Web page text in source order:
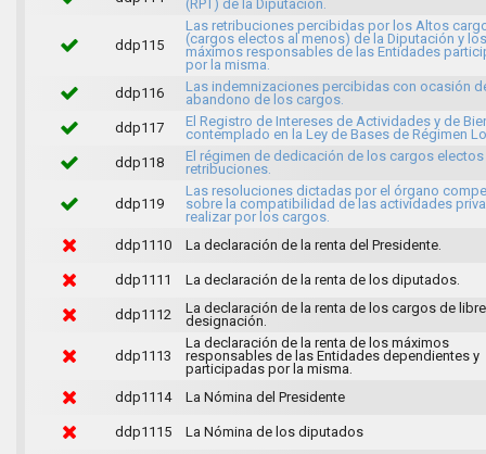
(RPT) de la Diputación.
ddp115
Las retribuciones percibidas por los Altos
(cargos electos al menos) de la Diputación y los
máximos responsables de las Entidades
por la misma.
ddp116
Las indemnizaciones percibidas con ocasión
abandono de los cargos.
ddp117
El Registro de Intereses de Actividades y de
contemplado en la Ley de Bases de Régimen
ddp118
El régimen de dedicación de los cargos electos
retribuciones.
ddp119
Las resoluciones dictadas por el órgano
sobre la compatibilidad de las actividades
realizar por los cargos.
ddp1110
La declaración de la renta del Presidente.
ddp1111 La declaración de la renta de los diputados.
ddp1112
La declaración de la renta de los cargos de libre
designación.
ddp1113
La declaración de la renta de los máximos
responsables de las Entidades dependientes y
participadas por la misma.
ddp1114
La Nómina del Presidente
ddp1115 La Nómina de los diputados